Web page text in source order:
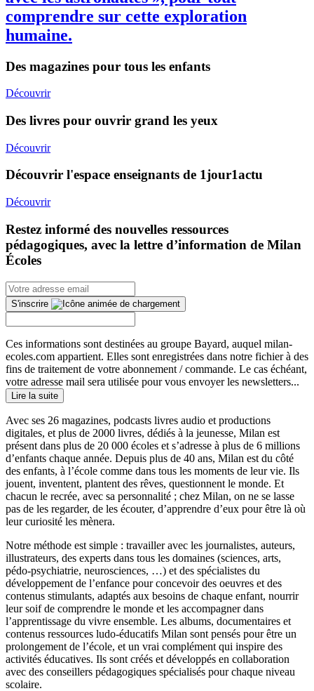
comprendre sur cette exploration
humaine.
Des magazines pour tous les enfants
Découvrir
Des livres pour ouvrir grand les yeux
Découvrir
Découvrir l'espace enseignants de 1jour1actu
Découvrir
Restez informé des nouvelles ressources
pédagogiques, avec la lettre d’information de Milan
Écoles
S'inscrire
Ces informations sont destinées au groupe Bayard, auquel milan-
ecoles.com appartient. Elles sont enregistrées dans notre fichier à des
fins de traitement de votre abonnement / commande. Le cas échéant,
votre adresse mail sera utilisée pour vous envoyer les newsletters...
Lire la suite
Avec ses 26 magazines, podcasts livres audio et productions
digitales, et plus de 2000 livres, dédiés à la jeunesse, Milan est
présent dans plus de 20 000 écoles et s’adresse à plus de 6 millions
d’enfants chaque année. Depuis plus de 40 ans, Milan est du côté
des enfants, à l’école comme dans tous les moments de leur vie. Ils
jouent, inventent, plantent des rêves, questionnent le monde. Et
chacun le recrée, avec sa personnalité ; chez Milan, on ne se lasse
pas de les regarder, de les écouter, d’apprendre d’eux pour être là où
leur curiosité les mènera.
Notre méthode est simple : travailler avec les journalistes, auteurs,
illustrateurs, des experts dans tous les domaines (sciences, arts,
pédo-psychiatrie, neurosciences, …) et des spécialistes du
développement de l’enfance pour concevoir des oeuvres et des
contenus stimulants, adaptés aux besoins de chaque enfant, nourrir
leur soif de comprendre le monde et les accompagner dans
l’apprentissage du vivre ensemble. Les albums, documentaires et
contenus ressources ludo-éducatifs Milan sont pensés pour être un
prolongement de l’école, et un vrai complément qui inspire des
activités éducatives. Ils sont créés et développés en collaboration
avec des conseillers pédagogiques spécialisés pour chaque niveau
scolaire.